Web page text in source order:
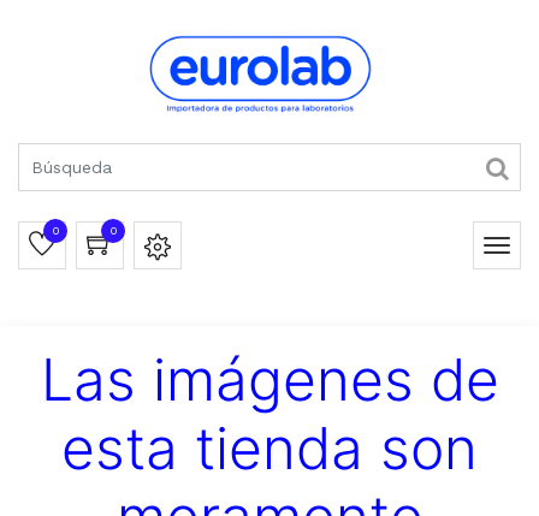
0 0
Las imágenes de
esta tienda son